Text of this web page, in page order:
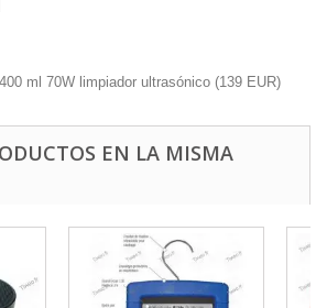
ml 70W limpiador ultrasónico (139 EUR)
EN LA MISMA